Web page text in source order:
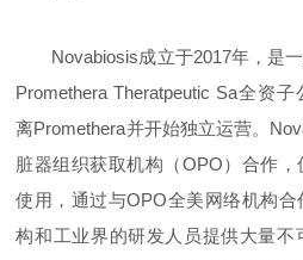
Novabiosis成立于2017年，是
Promethera Theratpeutic Sa全资
离Promethera并开始独立运营。
脏器组织获取机构（OPO）合作
使用，通过与OPO全美网络机构
构和工业界的研发人员提供大量